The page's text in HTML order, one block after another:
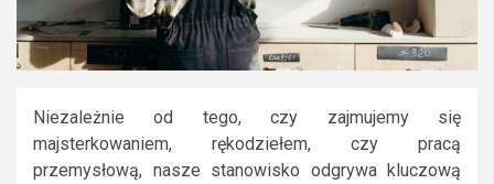
Niezależnie od tego, czy zajmujemy się
majsterkowaniem, rękodziełem, czy pracą
przemysłową, nasze stanowisko odgrywa kluczową